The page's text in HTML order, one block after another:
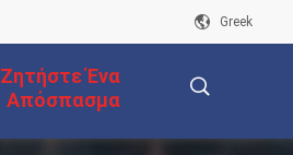
Greek
Ζητήστε Ένα
Απόσπασμα